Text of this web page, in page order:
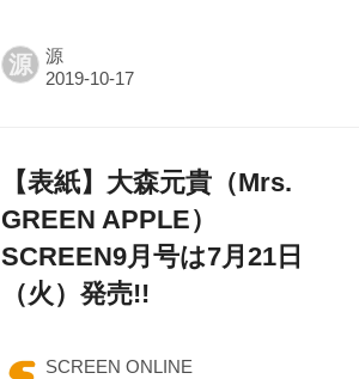
源 源
【表紙】大森元貴（Mrs.
GREEN APPLE）
SCREEN9月号は7月21日
（火）発売!!
SCREEN ONLINE